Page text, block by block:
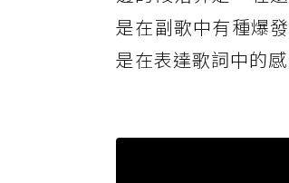
是在副歌中有種爆
是在表達歌詞中的